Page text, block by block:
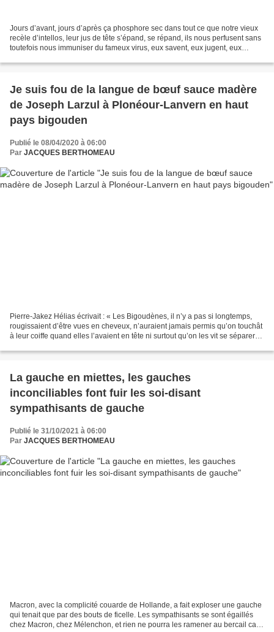
Jours d’avant, jours d’après ça phosphore sec dans tout ce que notre vieux
recèle d’intellos, leur jus de tête s’épand, se répand, ils nous perfusent sans
toutefois nous immuniser du fameux virus, eux savent, eux jugent, eux
Je suis fou de la langue de bœuf sauce madère
de Joseph Larzul à Plonéour-Lanvern en haut
pays bigouden
Publié le 08/04/2020 à 06:00
Par JACQUES BERTHOMEAU
Pierre-Jakez Hélias écrivait : « Les Bigoudènes, il n’y a pas si longtemps,
rougissaient d’être vues en cheveux, n’auraient jamais permis qu’on touchât
à leur coiffe quand elles l’avaient en tête ni surtout qu’on les vit se séparer
La gauche en miettes, les gauches
inconciliables font fuir les soi-disant
sympathisants de gauche
Publié le 31/10/2021 à 06:00
Par JACQUES BERTHOMEAU
Macron, avec la complicité couarde de Hollande, a fait exploser une gauche
qui tenait que par des bouts de ficelle. Les sympathisants se sont égaillés
chez Macron, chez Mélenchon, et rien ne pourra les ramener au bercail car il